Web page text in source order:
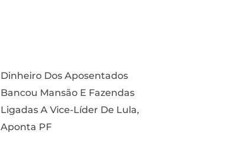
Dinheiro Dos Aposentados
Bancou Mansão E Fazendas
Ligadas A Vice-Líder De Lula,
Aponta PF